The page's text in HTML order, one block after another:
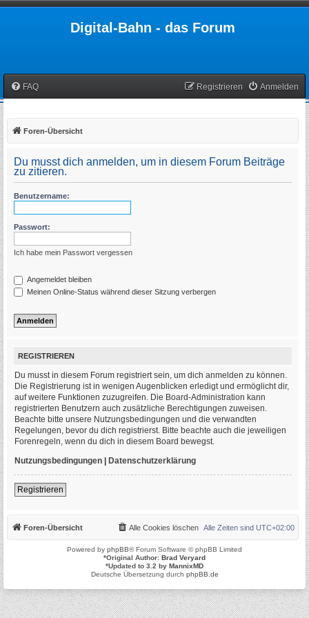
Digital-Bahn - das Forum
FAQ Anmelden
Registrieren
Foren-Übersicht
Du musst dich anmelden, um in diesem Forum Beiträge
zu zitieren.
Benutzername:
Passwort:
Ich habe mein Passwort vergessen
Angemeldet bleiben
Meinen Online-Status während dieser Sitzung verbergen
REGISTRIEREN
Du musst in diesem Forum registriert sein, um dich anmelden zu können.
Die Registrierung ist in wenigen Augenblicken erledigt und ermöglicht dir,
auf weitere Funktionen zuzugreifen. Die Board-Administration kann
registrierten Benutzern auch zusätzliche Berechtigungen zuweisen.
Beachte bitte unsere Nutzungsbedingungen und die verwandten
Regelungen, bevor du dich registrierst. Bitte beachte auch die jeweiligen
Forenregeln, wenn du dich in diesem Board bewegst.
Nutzungsbedingungen | Datenschutzerklärung
Registrieren
Foren-Übersicht Alle Zeiten sind UTC+02:00
Alle Cookies löschen
Powered by phpBB® Forum Software © phpBB Limited
*Original Author: Brad Veryard
*Updated to 3.2 by MannixMD
Deutsche Übersetzung durch phpBB.de